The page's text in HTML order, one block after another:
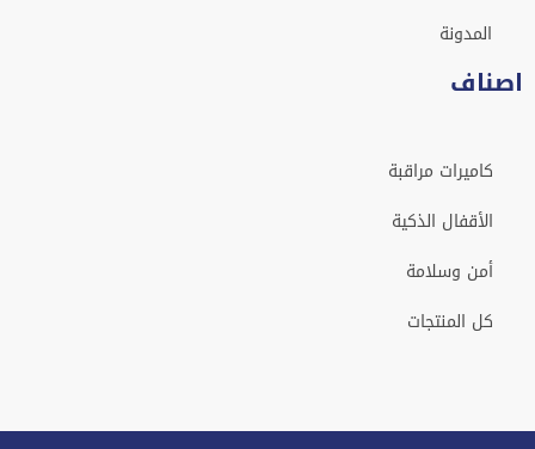
مراقبة
الذكية
وسلامة
المنتجات